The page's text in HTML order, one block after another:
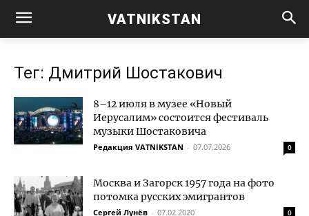
VATNIKSTAN
Тег: Дмитрий Шостакович
8–12 июля в музее «Новый
Иерусалим» состоится фестиваль
музыки Шостаковича
Редакция VATNIKSTAN - 07.07.2026 0
Москва и Загорск 1957 года на фото
потомка русских эмигрантов
Сергей Лунёв - 07.02.2020 0